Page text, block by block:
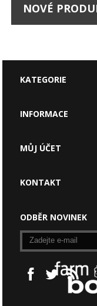
NOVÉ
KATEGORIE
INFORMACE
MŮJ ÚČET
KONTAKT
ODBĚR NOVINEK